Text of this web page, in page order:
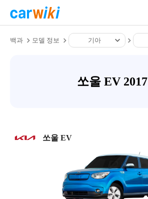
백과 모델 정보 기아
쏘울 EV 2017
쏘울 EV